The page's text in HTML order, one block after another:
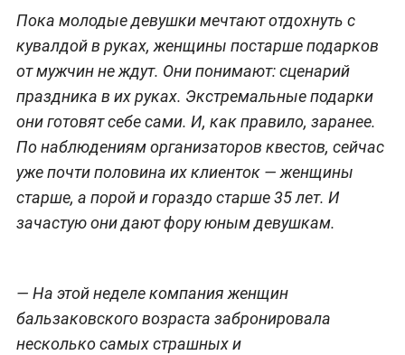
Пока молодые девушки мечтают отдохнуть с
кувалдой в руках, женщины постарше подарков
от мужчин не ждут. Они понимают: сценарий
праздника в их руках. Экстремальные подарки
они готовят себе сами. И, как правило, заранее.
По наблюдениям организаторов квестов, сейчас
уже почти половина их клиенток — женщины
старше, а порой и гораздо старше 35 лет. И
зачастую они дают фору юным девушкам.
— На этой неделе компания женщин
бальзаковского возраста забронировала
несколько самых страшных и